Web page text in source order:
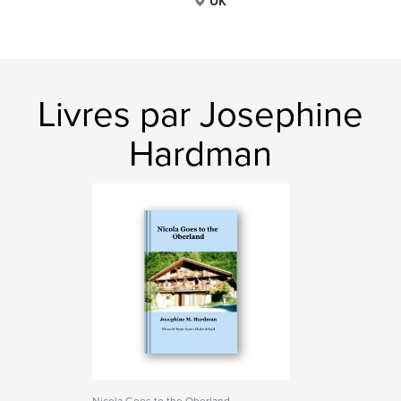
Livres par Josephine
Hardman